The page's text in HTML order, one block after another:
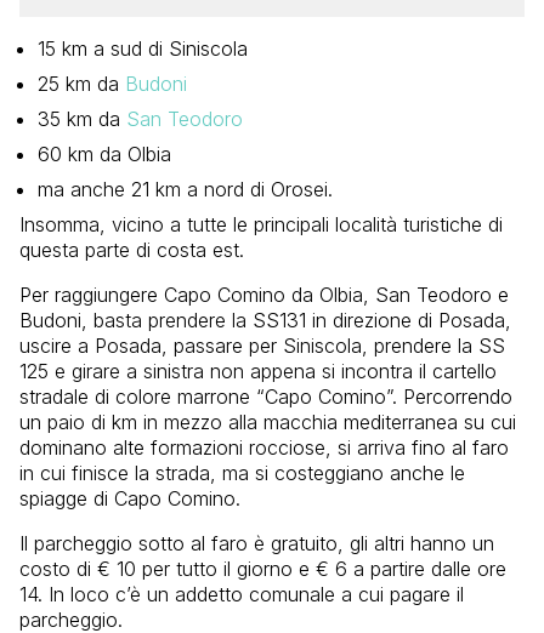
15 km a sud di Siniscola
25 km da Budoni
35 km da San Teodoro
60 km da Olbia
ma anche 21 km a nord di Orosei.
Insomma, vicino a tutte le principali località turistiche di
questa parte di costa est.
Per raggiungere Capo Comino da Olbia, San Teodoro e
Budoni, basta prendere la SS131 in direzione di Posada,
uscire a Posada, passare per Siniscola, prendere la SS
125 e girare a sinistra non appena si incontra il cartello
stradale di colore marrone “Capo Comino”. Percorrendo
un paio di km in mezzo alla macchia mediterranea su cui
dominano alte formazioni rocciose, si arriva fino al faro
in cui finisce la strada, ma si costeggiano anche le
spiagge di Capo Comino.
Il parcheggio sotto al faro è gratuito, gli altri hanno un
costo di € 10 per tutto il giorno e € 6 a partire dalle ore
14. In loco c’è un addetto comunale a cui pagare il
parcheggio.